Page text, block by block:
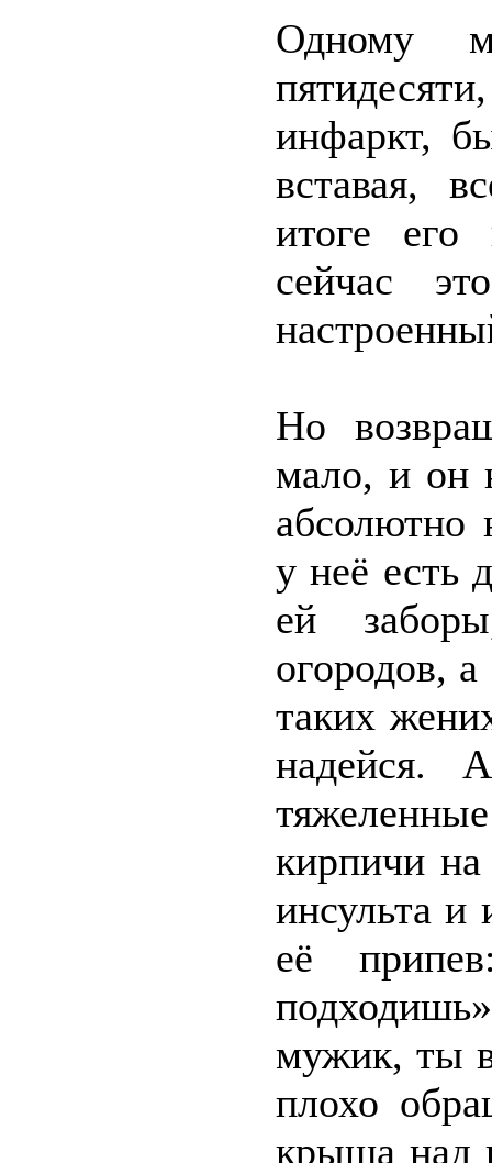
Одному
инфаркт,
вставая,
итоге его
сейчас
Но
мало, и он
абсолютно
у неё есть
ей
огородов,
таких
надейся.
кирпичи
инсульта и
её
мужик, ты
плохо
крыша над